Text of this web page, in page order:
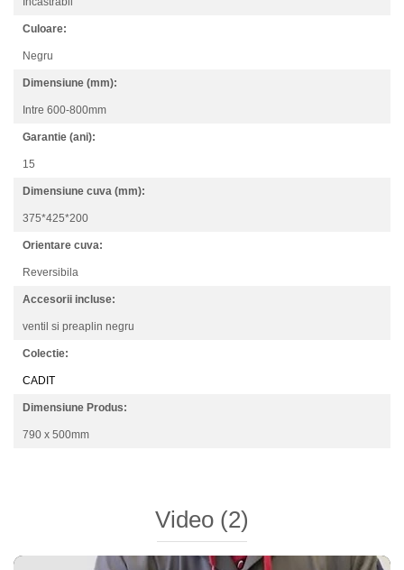
Culoare:
Negru
Dimensiune (mm):
Intre 600-800mm
Garantie (ani):
15
Dimensiune cuva (mm):
375*425*200
Orientare cuva:
Reversibila
Accesorii incluse:
ventil si preaplin negru
Colectie:
CADIT
Dimensiune Produs:
790 x 500mm
Video (2)